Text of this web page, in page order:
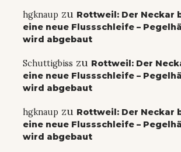
hgknaup zu Rottweil: Der Neckar
eine neue Flussschleife –
wird abgebaut
Schuttigbiss zu Rottweil: Der
eine neue Flussschleife –
wird abgebaut
hgknaup zu Rottweil: Der Neckar
eine neue Flussschleife –
wird abgebaut